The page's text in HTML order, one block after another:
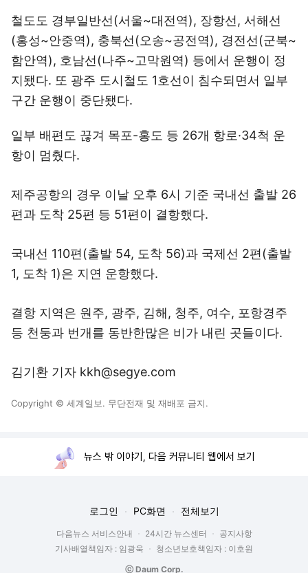
철도도 경부일반선(서울~대전역), 장항선, 서해선
(홍성~안중역), 충북선(오송~공전역), 경전선(군북~
함안역), 호남선(나주~고막원역) 등에서 운행이 정
지됐다. 또 광주 도시철도 1호선이 침수되면서 일부
구간 운행이 중단됐다.
일부 배편도 끊겨 목포-홍도 등 26개 항로·34척 운
항이 멈췄다.
제주공항의 경우 이날 오후 6시 기준 국내선 출발 26
편과 도착 25편 등 51편이 결항했다.
국내선 110편(출발 54, 도착 56)과 국제선 2편(출발
1, 도착 1)은 지연 운항했다.
결항 지역은 원주, 광주, 김해, 청주, 여수, 포항경주
등 천둥과 번개를 동반한많은 비가 내린 곳들이다.
김기환 기자 kkh@segye.com
Copyright © 세계일보. 무단전재 및 재배포 금지.
뉴스 밖 이야기, 다음 커뮤니티 웹에서 보기
로그인 PC화면 전체보기
다음뉴스 서비스안내 24시간 뉴스센터
공지사항
기사배열책임자 : 임광욱
청소년보호책임자 : 이호원
ⓒ Daum Corp.